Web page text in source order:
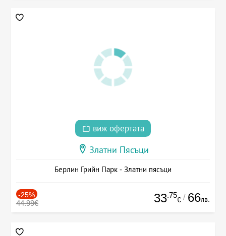
виж офертата
Златни Пясъци
Берлин Грийн Парк - Златни пясъци
-25%
44.99€ 33.75
€ / 66лв.